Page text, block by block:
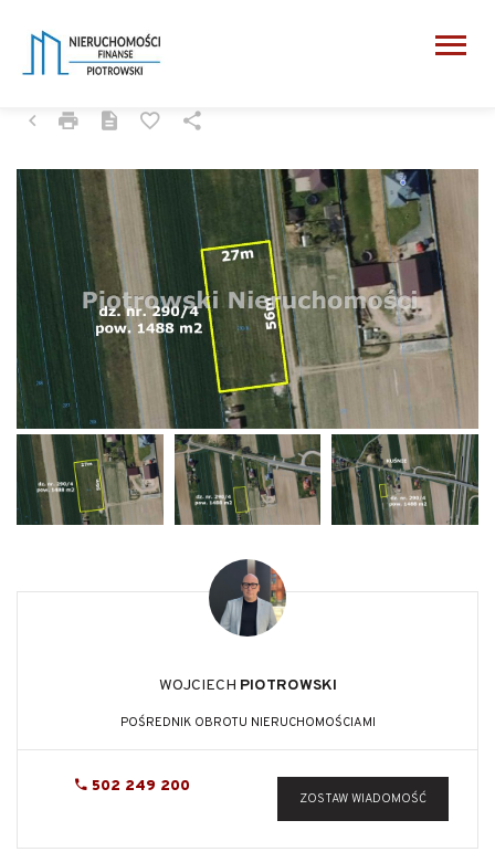
SIERADZ (GW), KUŚNIE
WOJCIECH PIOTROWSKI
POŚREDNIK OBROTU NIERUCHOMOŚCIAMI
502 249 200
ZOSTAW WIADOMOŚĆ